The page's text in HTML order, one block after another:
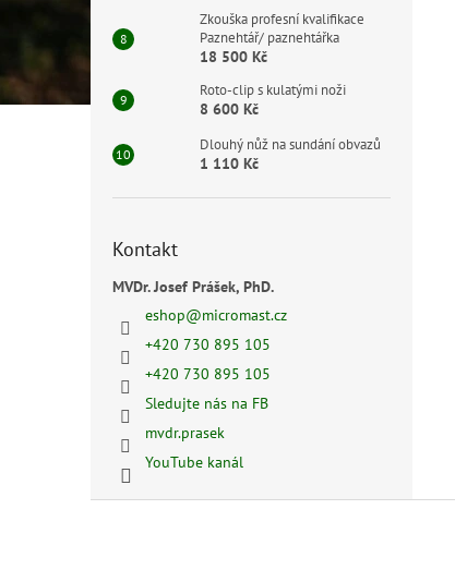
Zkouška profesní kvalifikace
Paznehtář/ paznehtářka
18 500 Kč
Roto-clip s kulatými noži
8 600 Kč
Dlouhý nůž na sundání obvazů
1 110 Kč
Kontakt
MVDr. Josef Prášek, PhD.
eshop@micromast.cz
+420 730 895 105
+420 730 895 105
Sledujte nás na FB
mvdr.prasek
YouTube kanál